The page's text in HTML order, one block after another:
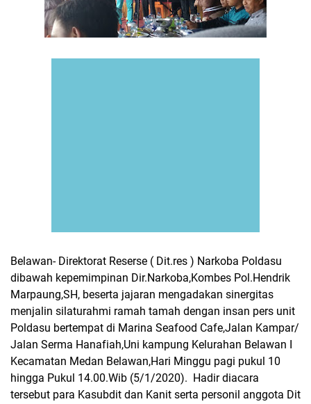
Belawan- Direktorat Reserse ( Dit.res ) Narkoba Poldasu
dibawah kepemimpinan Dir.Narkoba,Kombes Pol.Hendrik
Marpaung,SH, beserta jajaran mengadakan sinergitas
menjalin silaturahmi ramah tamah dengan insan pers unit
Poldasu bertempat di Marina Seafood Cafe,Jalan Kampar/
Jalan Serma Hanafiah,Uni kampung Kelurahan Belawan I
Kecamatan Medan Belawan,Hari Minggu pagi pukul 10
hingga Pukul 14.00.Wib (5/1/2020). Hadir diacara
tersebut para Kasubdit dan Kanit serta personil anggota Dit